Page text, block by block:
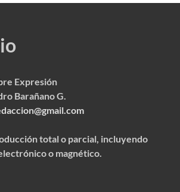
Expresión
Barañano G.
total o parcial, incluyendo
o magnético.